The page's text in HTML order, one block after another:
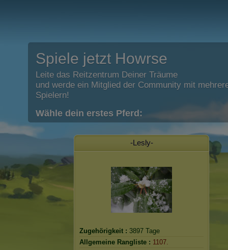
Spiele jetzt Howrse
Leite das Reitzentrum Deiner Träume
und werde ein Mitglied der Community mit
Spielern!
Wähle dein erstes Pferd:
-Lesly-
Zugehörigkeit : 3897 Tage
Allgemeine Rangliste : 1107.